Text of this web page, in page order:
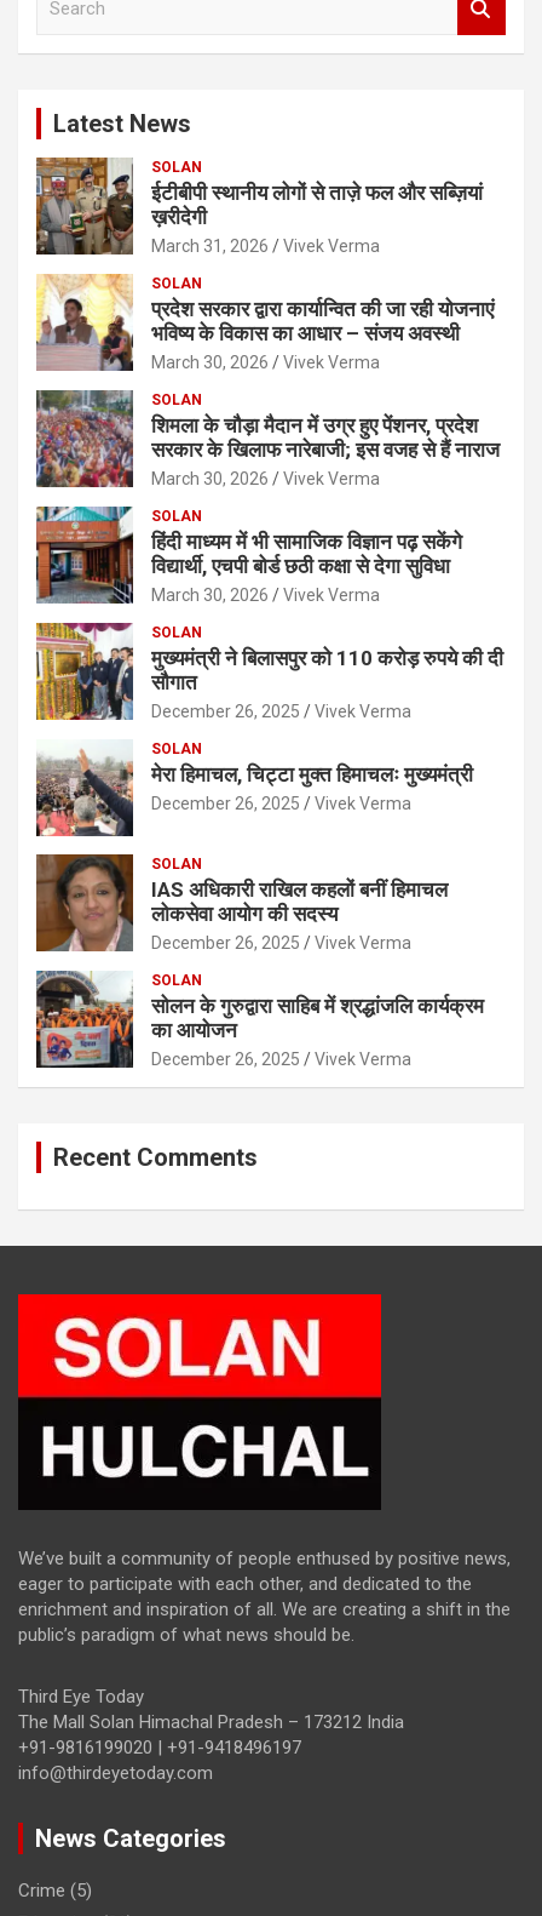
Latest News
SOLAN
ईटीबीपी स्थानीय लोगों से ताज़े फल और सब्ज़ियां
ख़रीदेगी
March 31, 2026 Vivek Verma
SOLAN
प्रदेश सरकार द्वारा कार्यान्वित की जा रही योजनाएं
भविष्य के विकास का आधार – संजय अवस्थी
March 30, 2026 Vivek Verma
SOLAN
शिमला के चौड़ा मैदान में उग्र हुए पेंशनर, प्रदेश
सरकार के खिलाफ नारेबाजी; इस वजह से हैं नाराज
March 30, 2026 Vivek Verma
SOLAN
हिंदी माध्यम में भी सामाजिक विज्ञान पढ़ सकेंगे
विद्यार्थी, एचपी बोर्ड छठी कक्षा से देगा सुविधा
March 30, 2026 Vivek Verma
SOLAN
मुख्यमंत्री ने बिलासपुर को 110 करोड़ रुपये की दी
सौगात
December 26, 2025 Vivek Verma
SOLAN
मेरा हिमाचल, चिट्टा मुक्त हिमाचलः मुख्यमंत्री
December 26, 2025 Vivek Verma
SOLAN
IAS अधिकारी राखिल कहलों बनीं हिमाचल
लोकसेवा आयोग की सदस्य
December 26, 2025 Vivek Verma
SOLAN
सोलन के गुरुद्वारा साहिब में श्रद्धांजलि कार्यक्रम
का आयोजन
December 26, 2025 Vivek Verma
Recent Comments
We’ve built a community of people enthused by positive news,
eager to participate with each other, and dedicated to the
enrichment and inspiration of all. We are creating a shift in the
public’s paradigm of what news should be.
Third Eye Today
The Mall Solan Himachal Pradesh – 173212 India
+91-9816199020 | +91-9418496197
info@thirdeyetoday.com
News Categories
Crime (5)